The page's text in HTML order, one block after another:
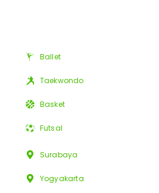
Ballet
Taekwondo
Basket
Futsal
Surabaya
Yogyakarta